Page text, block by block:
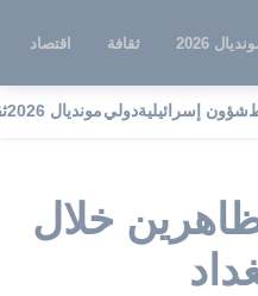
2026 ثقافة اقتصاد
شؤون إسرائيليةدوليمونديال 2026
خلال